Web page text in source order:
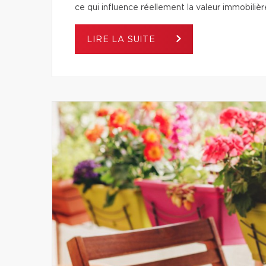
ce qui influence réellement la valeur
LIRE LA SUITE